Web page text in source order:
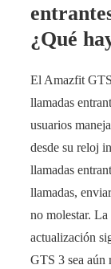
¿Qué
El Amazfit
llamadas
usuarios
desde su reloj
llamadas
llamadas,
no molestar. La
actualización
GTS 3 sea aún